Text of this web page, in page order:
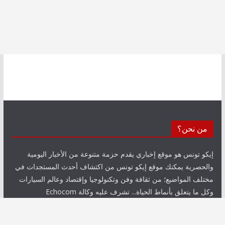
من نحن؟
إيكو تونس هو موقع إخباري يقدم حزمة متنوعة من الأخبار اليومية
والحصرية يمكنك موقع إيكو تونس من اكتشاف أحدث المستجدات في
مختلف المواضيع؛ من ثقافة وفن وتكنولوجيا وإقتصاد وعالم السيارات
وكل ما يتعلق بأنماط الحياة... تشرف عليه وكالة Echocom